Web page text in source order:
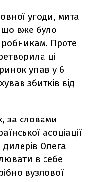
угоди, мита
що вже було
Проте
ці
упав у 6
збитків від
за словами
асоціації
дилерів Олега
в себе
вузлової